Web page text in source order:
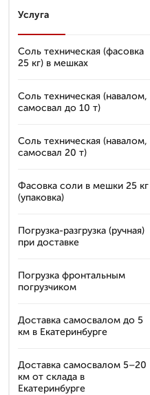
Услуга
Соль техническая (фасовка
25 кг) в мешках
Соль техническая (навалом,
самосвал до 10 т)
Соль техническая (навалом,
самосвал 20 т)
Фасовка соли в мешки 25 кг
(упаковка)
Погрузка-разгрузка (ручная)
при доставке
Погрузка фронтальным
погрузчиком
Доставка самосвалом до 5
км в Екатеринбурге
Доставка самосвалом 5–20
км от склада в
Екатеринбурге